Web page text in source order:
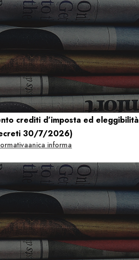
crediti d’imposta ed eleggibilità
30/7/2026)
anica informa